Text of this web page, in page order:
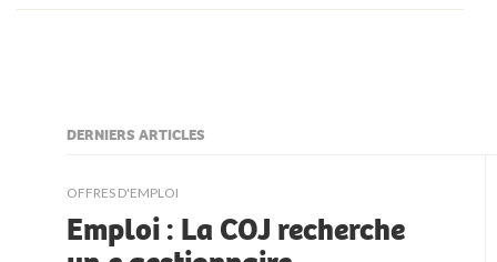
DERNIERS ARTICLES
OFFRES D'EMPLOI
Emploi : La COJ recherche